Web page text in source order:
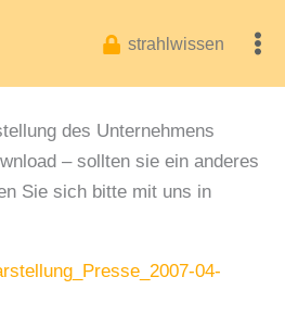
strahlwissen
des Unternehmens
– sollten sie ein anderes
Sie sich bitte mit uns in
04-